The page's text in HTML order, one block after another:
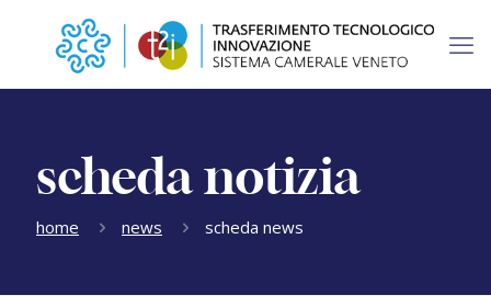
scheda notizia
home news scheda news